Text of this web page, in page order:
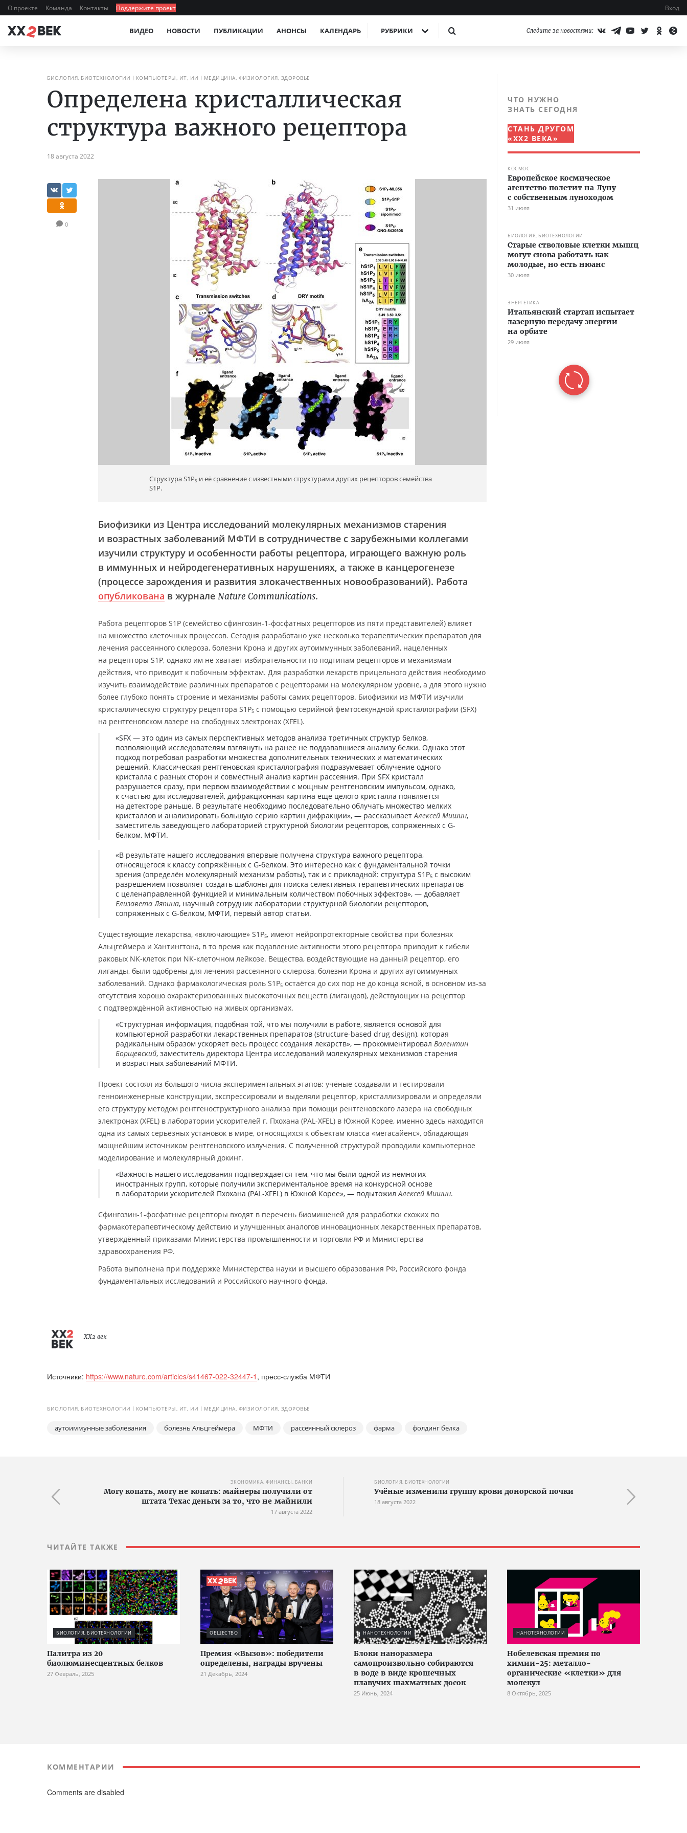
О проекте Команда Контакты Поддержите проект Вход
ВИДЕО НОВОСТИ ПУБЛИКАЦИИ АНОНСЫ КАЛЕНДАРЬ РУБРИКИ Следите за новостями:
БИОЛОГИЯ, БИОТЕХНОЛОГИИ КОМПЬЮТЕРЫ, ИТ, ИИ МЕДИЦИНА, ФИЗИОЛОГИЯ, ЗДОРОВЬЕ
Определена кристаллическая
структура важного рецептора
18 августа 2022
0
Структура S1P5 и её сравнение с известными структурами других рецепторов семейства
S1P.
Биофизики из Центра исследований молекулярных механизмов старения
и возрастных заболеваний МФТИ в сотрудничестве с зарубежными коллегами
изучили структуру и особенности работы рецептора, играющего важную роль
в иммунных и нейродегенеративных нарушениях, а также в канцерогенезе
(процессе зарождения и развития злокачественных новообразований). Работа
опубликована в журнале Nature Communications.
Работа рецепторов S1P (семейство сфингозин-1-фосфатных рецепторов из пяти представителей) влияет
на множество клеточных процессов. Cегодня разработано уже несколько терапевтических препаратов для
лечения рассеянного склероза, болезни Крона и других аутоиммунных заболеваний, нацеленных
на рецепторы S1P, однако им не хватает избирательности по подтипам рецепторов и механизмам
действия, что приводит к побочным эффектам. Для разработки лекарств прицельного действия необходимо
изучить взаимодействие различных препаратов с рецепторами на молекулярном уровне, а для этого нужно
более глубоко понять строение и механизмы работы самих рецепторов. Биофизики из МФТИ изучили
кристаллическую структуру рецептора S1P5 с помощью серийной фемтосекундной кристаллографии (SFX)
на рентгеновском лазере на свободных электронах (XFEL).
«SFX — это один из самых перспективных методов анализа третичных структур белков,
позволяющий исследователям взглянуть на ранее не поддававшиеся анализу белки. Однако этот
подход потребовал разработки множества дополнительных технических и математических
решений. Классическая рентгеновская кристаллография подразумевает облучение одного
кристалла с разных сторон и совместный анализ картин рассеяния. При SFX кристалл
разрушается сразу, при первом взаимодействии с мощным рентгеновским импульсом, однако,
к счастью для исследователей, дифракционная картина ещё целого кристалла появляется
на детекторе раньше. В результате необходимо последовательно облучать множество мелких
кристаллов и анализировать большую серию картин дифракции», — рассказываетАлексей Мишин,
заместитель заведующего лабораторией структурной биологии рецепторов, сопряженных с G-
белком, МФТИ.
«В результате нашего исследования впервые получена структура важного рецептора,
относящегося к классу сопряжённых с G-белком. Это интересно как с фундаментальной точки
зрения (определён молекулярный механизм работы), так и с прикладной: структура S1P5 с высоким
разрешением позволяет создать шаблоны для поиска селективных терапевтических препаратов
с целенаправленной функцией и минимальным количеством побочных эффектов», — добавляет
Елизавета Ляпина, научный сотрудник лаборатории структурной биологии рецепторов,
сопряженных с G-белком, МФТИ, первый автор статьи.
Существующие лекарства, «включающие» S1P5, имеют нейропротекторные свойства при болезнях
Альцгеймера и Хантингтона, в то время как подавление активности этого рецептора приводит к гибели
раковых NK-клеток при NK-клеточном лейкозе. Вещества, воздействующие на данный рецептор, его
лиганды, были одобрены для лечения рассеянного склероза, болезни Крона и других аутоиммунных
заболеваний. Однако фармакологическая роль S1P5 остаётся до сих пор не до конца ясной, в основном из-за
отсутствия хорошо охарактеризованных высокоточных веществ (лигандов), действующих на рецептор
с подтверждённой активностью на живых организмах.
«Структурная информация, подобная той, что мы получили в работе, является основой для
компьютерной разработки лекарственных препаратов (structure-based drug design), которая
радикальным образом ускоряет весь процесс создания лекарств», — прокомментировал Валентин
Борщевский, заместитель директора Центра исследований молекулярных механизмов старения
и возрастных заболеваний МФТИ.
Проект состоял из большого числа экспериментальных этапов: учёные создавали и тестировали
генноинженерные конструкции, экспрессировали и выделяли рецептор, кристаллизировали и определяли
его структуру методом рентгеноструктурного анализа при помощи рентгеновского лазера на свободных
электронах (XFEL) в лаборатории ускорителей г. Пхохана (PAL-XFEL) в Южной Корее, именно здесь находится
одна из самых серьёзных установок в мире, относящихся к объектам класса «мегасайенс», обладающая
мощнейшим источником рентгеновского излучения. С полученной структурой проводили компьютерное
моделирование и молекулярный докинг.
«Важность нашего исследования подтверждается тем, что мы были одной из немногих
иностранных групп, которые получили экспериментальное время на конкурсной основе
в лаборатории ускорителей Пхохана (PAL-XFEL) в Южной Корее», — подытожилАлексей Мишин.
Сфингозин-1-фосфатные рецепторы входят в перечень биомишеней для разработки схожих по
фармакотерапевтическому действию и улучшенных аналогов инновационных лекарственных препаратов,
утверждённый приказами Министерства промышленности и торговли РФ и Министерства
здравоохранения РФ.
Работа выполнена при поддержке Министерства науки и высшего образования РФ, Российского фонда
фундаментальных исследований и Российского научного фонда.
XX2 век
Источники: https://www.nature.com/articles/s41467-022-32447-1 , пресс-служба МФТИ
БИОЛОГИЯ, БИОТЕХНОЛОГИИ КОМПЬЮТЕРЫ, ИТ, ИИ МЕДИЦИНА, ФИЗИОЛОГИЯ, ЗДОРОВЬЕ
аутоиммунные заболевания болезнь Альцгеймера МФТИ рассеянный склероз фарма фолдинг белка
ЧТО НУЖНО
ЗНАТЬ СЕГОДНЯ
СТАНЬ ДРУГОМ
«XX2 ВЕКА»
КОСМОС
Европейское космическое
агентство полетит на Луну
с собственным луноходом
31 июля
БИОЛОГИЯ, БИОТЕХНОЛОГИИ
Старые стволовые клетки мышц
могут снова работать как
молодые, но есть нюанс
30 июля
ЭНЕРГЕТИКА
Итальянский стартап испытает
лазерную передачу энергии
на орбите
29 июля
ЭКОНОМИКА, ФИНАНСЫ, БАНКИ
Могу копать, могу не копать: майнеры получили от
штата Техас деньги за то, что не майнили
17 августа 2022
БИОЛОГИЯ, БИОТЕХНОЛОГИИ
Учёные изменили группу крови донорской почки
18 августа 2022
ЧИТАЙТЕ ТАКЖЕ
БИОЛОГИЯ, БИОТЕХНОЛОГИИ
Палитра из 20
биолюминесцентных белков
27 Февраль, 2025
ОБЩЕСТВО
Премия «Вызов»: победители
определены, награды вручены
21 Декабрь, 2024
НАНОТЕХНОЛОГИИ
Блоки наноразмера
самопроизвольно собираются
в воде в виде крошечных
плавучих шахматных досок
25 Июнь, 2024
НАНОТЕХНОЛОГИИ
Нобелевская премия по
химии-25: металло-
органические «клетки» для
молекул
8 Октябрь, 2025
КОММЕНТАРИИ
Comments are disabled